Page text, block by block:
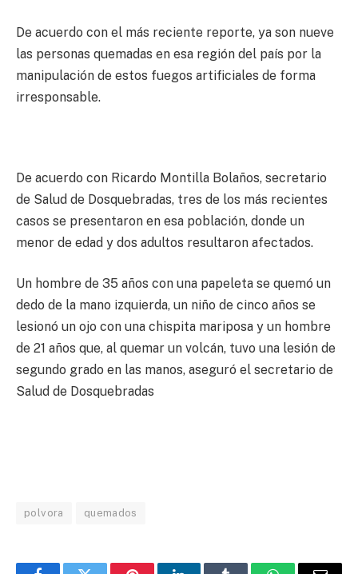
De acuerdo con el más reciente reporte, ya son nueve
las personas quemadas en esa región del país por la
manipulación de estos fuegos artificiales de forma
irresponsable.
De acuerdo con Ricardo Montilla Bolaños, secretario
de Salud de Dosquebradas, tres de los más recientes
casos se presentaron en esa población, donde un
menor de edad y dos adultos resultaron afectados.
Un hombre de 35 años con una papeleta se quemó un
dedo de la mano izquierda, un niño de cinco años se
lesionó un ojo con una chispita mariposa y un hombre
de 21 años que, al quemar un volcán, tuvo una lesión de
segundo grado en las manos, aseguró el secretario de
Salud de Dosquebradas
polvora quemados